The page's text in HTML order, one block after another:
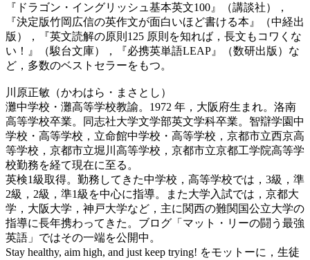
『ドラゴン・イングリッシュ基本英文100』（講談社），
『決定版竹岡広信の英作文が面白いほど書ける本』（中経出
版），『英文読解の原則125 原則を知れば，長文もコワくな
い！』（駿台文庫），『必携英単語LEAP』（数研出版）な
ど，多数のベストセラーをもつ。
川原正敏（かわはら・まさとし）
灘中学校・灘高等学校教諭。1972 年，大阪府生まれ。洛南
高等学校卒業。同志社大学文学部英文学科卒業。智辯学園中
学校・高等学校，立命館中学校・高等学校，京都市立西京高
等学校，京都市立堀川高等学校，京都市立京都工学院高等学
校勤務を経て現在に至る。
英検1級取得。勤務してきた中学校，高等学校では，3級，準
2級，2級，準1級を中心に指導。また大学入試では，京都大
学，大阪大学，神戸大学など，主に関西の難関国公立大学の
指導に長年携わってきた。ブログ「マット・リーの闘う最強
英語」ではその一端を公開中。
Stay healthy, aim high, and just keep trying! をモットーに，生徒